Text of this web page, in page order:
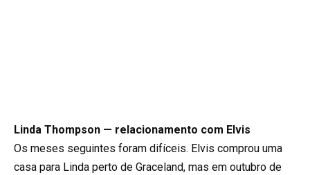
Linda Thompson — relacionamento com Elvis
Os meses seguintes foram difíceis. Elvis comprou uma
casa para Linda perto de Graceland, mas em outubro de